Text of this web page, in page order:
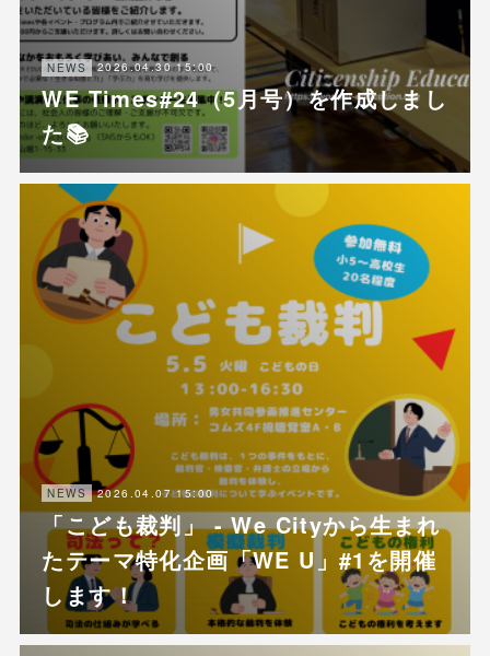
NEWS 2026.04.30 15:00
WE Times#24（5月号）を作成しまし
た📚
NEWS 2026.04.07 15:00
「こども裁判」 - We Cityから生まれ
たテーマ特化企画「WE U」#1を開催
します！